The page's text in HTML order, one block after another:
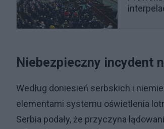
Niebezpieczny incydent
Według doniesień serbskich i
elementami systemu oświetlenia
Serbia podały, że przyczyna